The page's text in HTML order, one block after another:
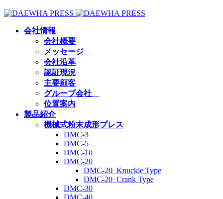
会社情報
会社概要
メッセージ
会社沿革
認証現況
主要顧客
グループ会社
位置案内
製品紹介
機械式粉末成形プレス
DMC-3
DMC-5
DMC-10
DMC-20
DMC-20_Knuckle Type
DMC-20_Crank Type
DMC-30
DMC-40